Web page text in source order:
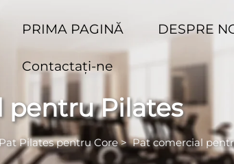
PRIMA PAGINĂ DESPRE
Contactaţi-ne
pentru Pilates
Pat Pilates pentru Core>Pat comercial